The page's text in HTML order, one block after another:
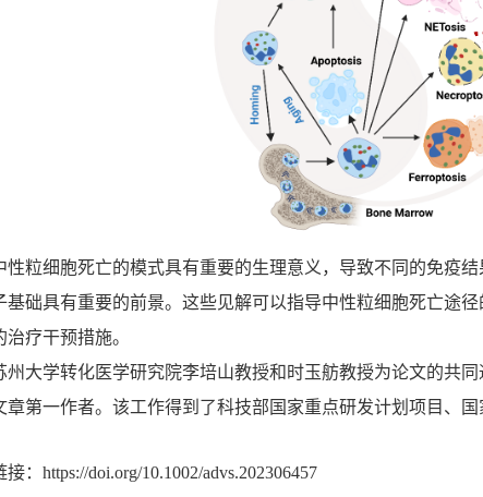
性粒细胞死亡的模式具有重要的生理意义，导致不同的免疫
基础具有重要的前景。这些见解可以指导中性粒细胞死亡途
治疗干预措施。
州大学转化医学研究院李培山教授和时玉舫教授为论文的共
章第一作者。该工作得到了科技部国家重点研发计划项目、国
： https://doi.org/10.1002/advs.202306457